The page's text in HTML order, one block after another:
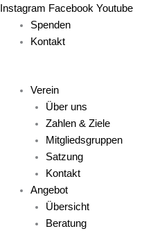
Zum
Inhalt
springen
Instagram Facebook Youtube
Main
Menu
Spenden
Kontakt
Main
Menu
Verein
Über uns
Zahlen & Ziele
Mitgliedsgruppen
Satzung
Kontakt
Angebot
Übersicht
Beratung
Main
Menu
Main
Menu
Main
Menu